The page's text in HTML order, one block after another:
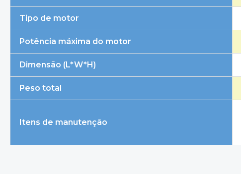
Tipo de motor
Potência máxima do motor
Dimensão (L*W*H)
Peso total
Itens de manutenção